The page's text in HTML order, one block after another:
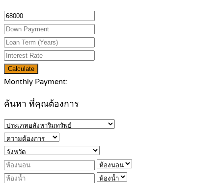
Calculate
Monthly Payment:
ค้นหา ที่คุณต้องการ